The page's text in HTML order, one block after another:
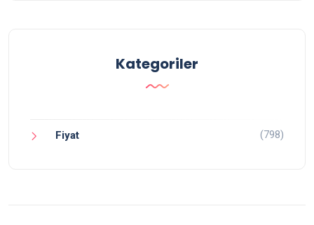
Kategoriler
Fiyat (798)